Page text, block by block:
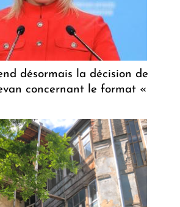
désormais la décision de
concernant le format «